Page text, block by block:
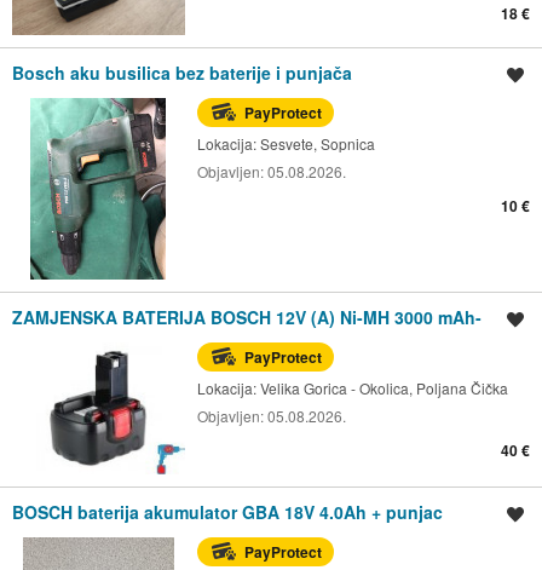
18 €
Bosch aku busilica bez baterije i punjača
PayProtect
Lokacija:Sesvete, Sopnica
Objavljen:05.08.2026.
10 €
ZAMJENSKA BATERIJA BOSCH 12V (A) Ni-MH 3000 mAh-
PayProtect
Lokacija:Velika Gorica - Okolica, Poljana Čička
Objavljen:05.08.2026.
40 €
BOSCH baterija akumulator GBA 18V 4.0Ah + punjac
PayProtect